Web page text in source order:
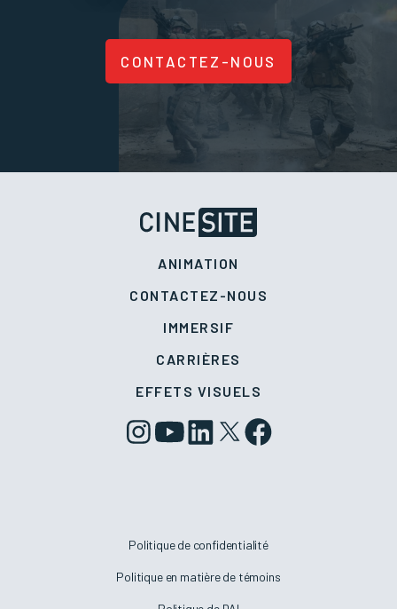
CONTACTEZ-NOUS
ANIMATION
CONTACTEZ-NOUS
IMMERSIF
CARRIÈRES
EFFETS VISUELS
Politique de confidentialité
Politique en matière de témoins